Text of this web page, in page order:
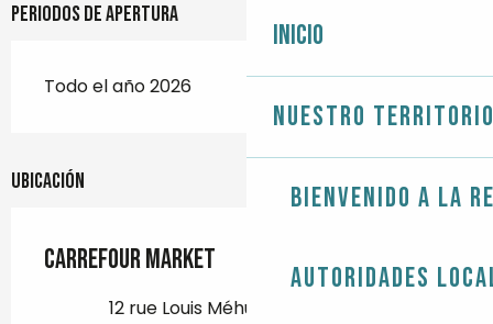
Inicio
Nuestro
Bienvenido a la
Autoridades
Periodos de apertura
Todo el año 2026
Ubicación
Carrefour Market
12 rue Louis Méhu, 29120 Plomeur